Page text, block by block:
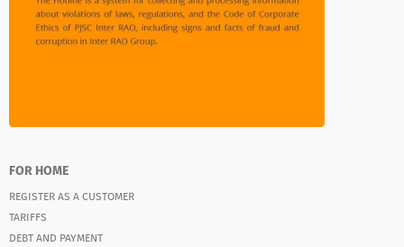
FOR HOME
REGISTER AS A CUSTOMER
TARIFFS
DEBT AND PAYMENT